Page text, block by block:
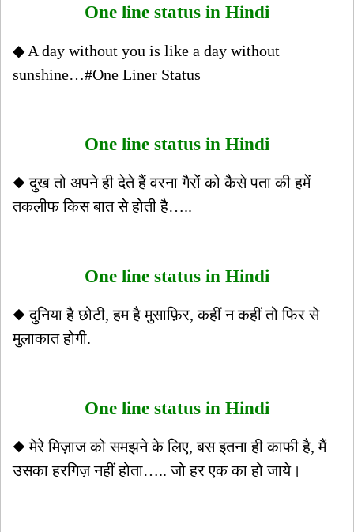
One line status in Hindi
◆ A day without you is like a day without
sunshine…#One Liner Status
One line status in Hindi
◆ दुख तो अपने ही देते हैं वरना गैरों को कैसे पता की हमें
तकलीफ किस बात से होती है…..
One line status in Hindi
◆ दुनिया है छोटी, हम है मुसाफ़िर, कहीं न कहीं तो फिर से
मुलाकात होगी.
One line status in Hindi
◆ मेरे मिज़ाज को समझने के लिए, बस इतना ही काफी है, मैं
उसका हरगिज़ नहीं होता….. जो हर एक का हो जाये।